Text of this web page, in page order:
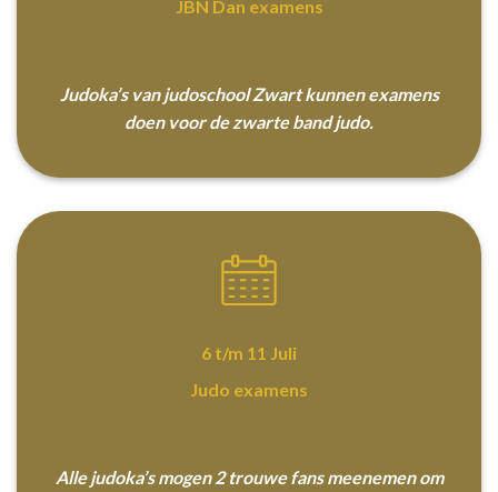
JBN Dan examens
Judoka’s van judoschool Zwart kunnen examens
doen voor de zwarte band judo.
6 t/m 11 Juli
Judo examens
Alle judoka’s mogen 2 trouwe fans meenemen om